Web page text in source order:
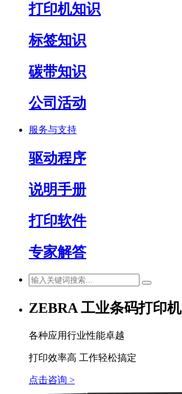
打印机知识
标签知识
碳带知识
公司活动
服务与支持
驱动程序
说明手册
打印软件
专家解答
ZEBRA 工业条码打印机
各种应用行业性能卓越
打印效率高 工作轻松搞定
点击咨询 >